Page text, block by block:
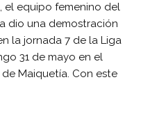
el equipo femenino del
dio una demostración
la jornada 7 de la Liga
31 de mayo en el
Maiquetía. Con este